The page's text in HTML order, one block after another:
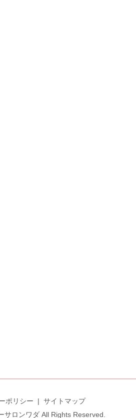
ポリシー
サイトマップ
サロンワダ All Rights Reserved.